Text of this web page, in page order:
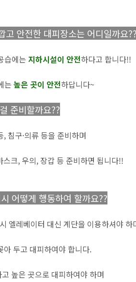
고 안전한 대피장소는 어디일까요??
습에는 지하시설이 안전하다고 합니다!!
는 높은 곳이 안전하답니다~
준비할까요??
침구·의류 등을 준비하며
크, 우의, 장갑 등 준비하면 됩니다!!
어떻게 행동하여 할까요??
엘레베이터 대신 계단을 이용하셔야 하
아 두고 대피하여야 합니다.
높은 곳으로 대피하여야 하며